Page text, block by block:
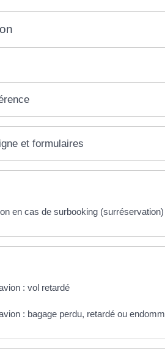
et formulaires
en cas de surbooking (surréservation)
: vol retardé
: bagage perdu, retardé ou